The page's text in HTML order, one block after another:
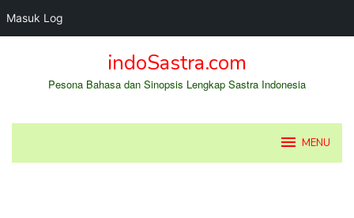
Masuk Log
indoSastra.com
Pesona Bahasa dan Sinopsis Lengkap Sastra Indonesia
MENU